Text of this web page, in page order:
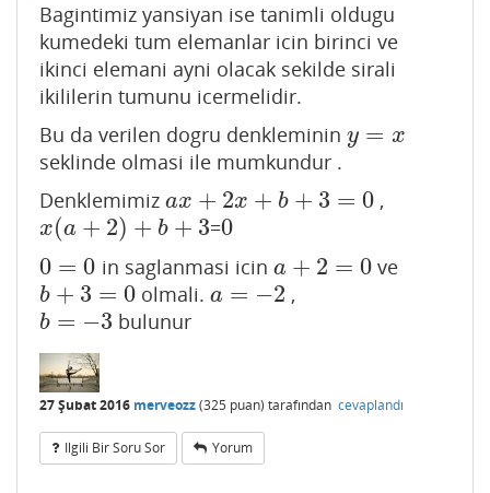
Bagintimiz yansiyan ise tanimli oldugu
kumedeki tum elemanlar icin birinci ve
ikinci elemani ayni olacak sekilde sirali
ikililerin tumunu icermelidir.
Bu da verilen dogru denkleminin y = x
y=x
seklinde olmasi ile mumkundur .
Denklemimiz ax + 2x + b + 3 = 0
ax+ 2x +b+ 3= 0 ,
x(a + 2) + b + 3
x(a+ 2)+ b+ 3 =0
0
0 = 0
0=0 in saglanmasi icin a + 2 = 0
a+2= 0 ve
b + 3 = 0
b +3 =0 olmali. a = −2
a=−2 ,
b = −3
b =−3 bulunur
27 Şubat 2016 merveozz(325 puan) tarafından cevaplandı
Ilgili Bir Soru Sor Yorum